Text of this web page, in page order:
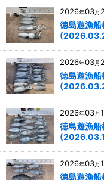
2026年03月
徳島遊漁
2026年03月
徳島遊漁
2026年03月
徳島遊漁
2026年03月
徳島遊漁